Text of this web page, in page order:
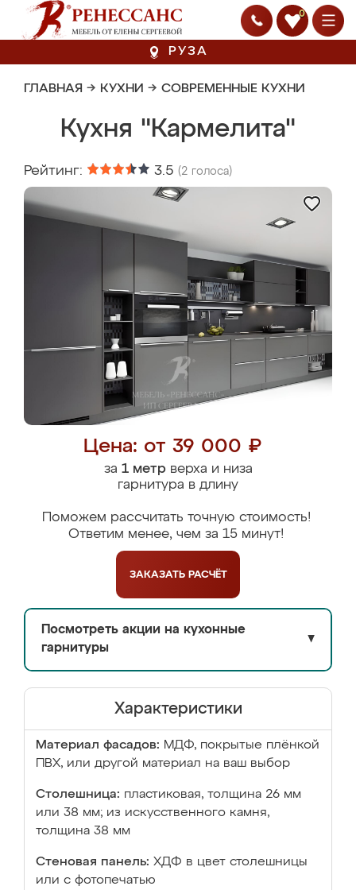
0
РУЗА
ГЛАВНАЯ → КУХНИ → СОВРЕМЕННЫЕ КУХНИ
Кухня "Кармелита"
Рейтинг: 3.5 (2 голоса)
Цена: от 39 000 ₽
за 1 метрверха и низа
гарнитура в длину
Поможем рассчитать точную стоимость!
Ответим менее, чем за 15 минут!
ЗАКАЗАТЬ РАСЧЁТ
Посмотреть акции на кухонные
гарнитуры
▼
Характеристики
Материал фасадов: МДФ, покрытые плёнкой
ПВХ, или другой материал на ваш выбор
Столешница: пластиковая, толщина 26 мм
или 38 мм; из искусственного камня,
толщина 38 мм
Стеновая панель: ХДФ в цвет столешницы
или с фотопечатью